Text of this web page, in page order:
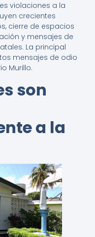
violaciones a la
crecientes
cierre de espacios
y mensajes de
La principal
mensajes de odio
Murillo.
son
a la